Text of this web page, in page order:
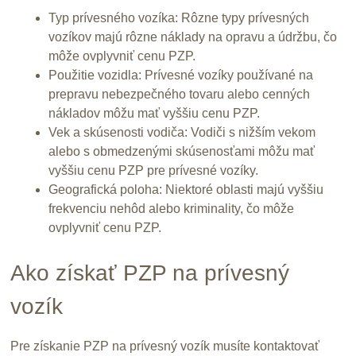
Typ prívesného vozíka: Rôzne typy prívesných
vozíkov majú rôzne náklady na opravu a údržbu, čo
môže ovplyvniť cenu PZP.
Použitie vozidla: Prívesné vozíky používané na
prepravu nebezpečného tovaru alebo cenných
nákladov môžu mať vyššiu cenu PZP.
Vek a skúsenosti vodiča: Vodiči s nižším vekom
alebo s obmedzenými skúsenosťami môžu mať
vyššiu cenu PZP pre prívesné vozíky.
Geografická poloha: Niektoré oblasti majú vyššiu
frekvenciu nehôd alebo kriminality, čo môže
ovplyvniť cenu PZP.
Ako získať PZP na prívesný
vozík
Pre získanie PZP na prívesný vozík musíte kontaktovať